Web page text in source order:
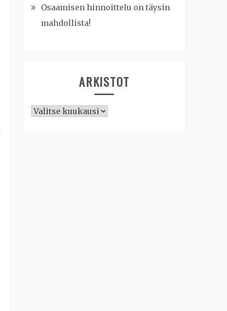
Osaamisen hinnoittelu on täysin
mahdollista!
ARKISTOT
Arkistot